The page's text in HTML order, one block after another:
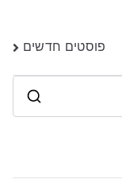
פוסטים חדשים